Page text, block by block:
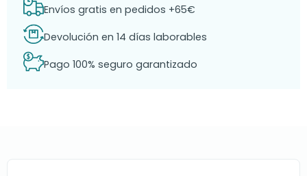
Envíos gratis en pedidos +65€
Devolución en 14 días laborables
Pago 100% seguro garantizado